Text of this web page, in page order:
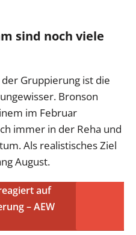
sind noch viele
Gruppierung ist die
Bronson
im Februar
immer in der Reha und
Als realistisches Ziel
August.
auf
– AEW